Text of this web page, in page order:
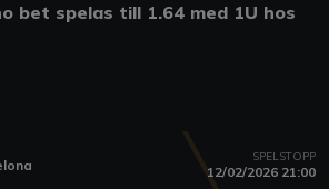
bet spelas till 1.64 med 1U hos
SPELSTOPP
12/02/2026 21:00